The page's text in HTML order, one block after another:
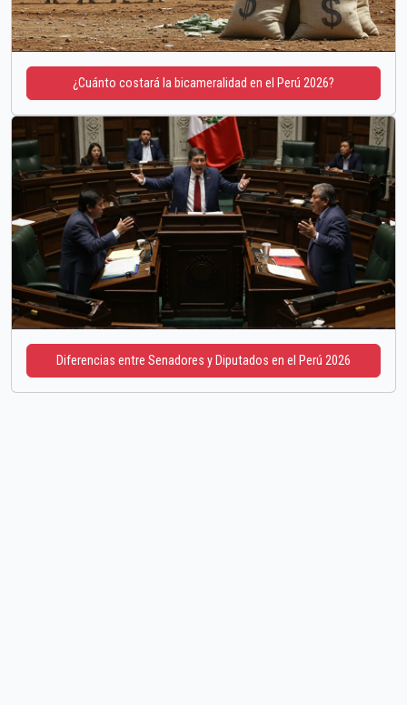
¿Cuánto costará la bicameralidad en el Perú 2026?
Diferencias entre Senadores y Diputados en el Perú 2026